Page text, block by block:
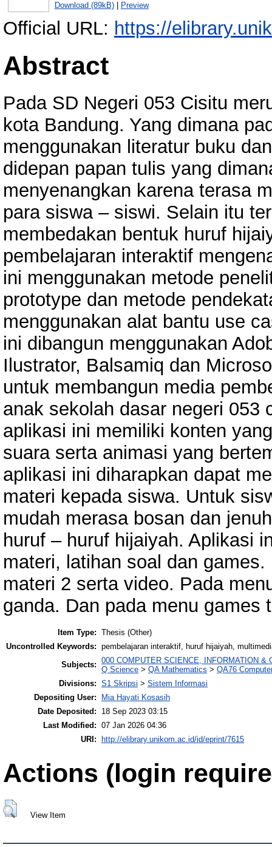
Download (89kB)| Preview
Official URL: https://
Abstract
Pada SD Negeri 053 Cisitu
kota Bandung. Yang dimana
menggunakan literatur buku
didepan papan tulis yang
menyenangkan karena terasa
para siswa – siswi. Selain itu
membedakan bentuk huruf
pembelajaran interaktif
ini menggunakan metode
prototype dan metode
menggunakan alat bantu use
ini dibangun menggunakan
Ilustrator, Balsamiq dan
untuk membangun media
anak sekolah dasar negeri 053
aplikasi ini memiliki konten
suara serta animasi yang
aplikasi ini diharapkan dapat
materi kepada siswa. Untuk
mudah merasa bosan dan
huruf – huruf hijaiyah. Aplikasi
materi, latihan soal dan
materi 2 serta video. Pada
ganda. Dan pada menu games
Item Type: Thesis (Other)
Uncontrolled Keywords: pembelajaran interaktif, huruf hijaiyah,
Subjects: 000 COMPUTER SCIENCE, INFORMATION &
Q Science > QA Mathematics > QA76
Divisions: S1 Skripsi > Sistem Informasi
Depositing User:
Mia Hayati Kosasih
Date Deposited:
18 Sep 2023 03:15
Last Modified: 07 Jan 2026 04:36
URI:
http://elibrary.unikom.ac.id/id/eprint/7615
Actions (login
View Item